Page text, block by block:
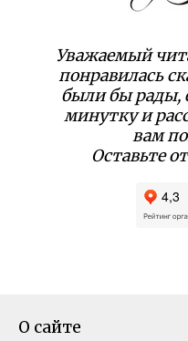
Уважаемый
понравилась
были бы рады,
минутку и
вам
Оставьте
О сайте